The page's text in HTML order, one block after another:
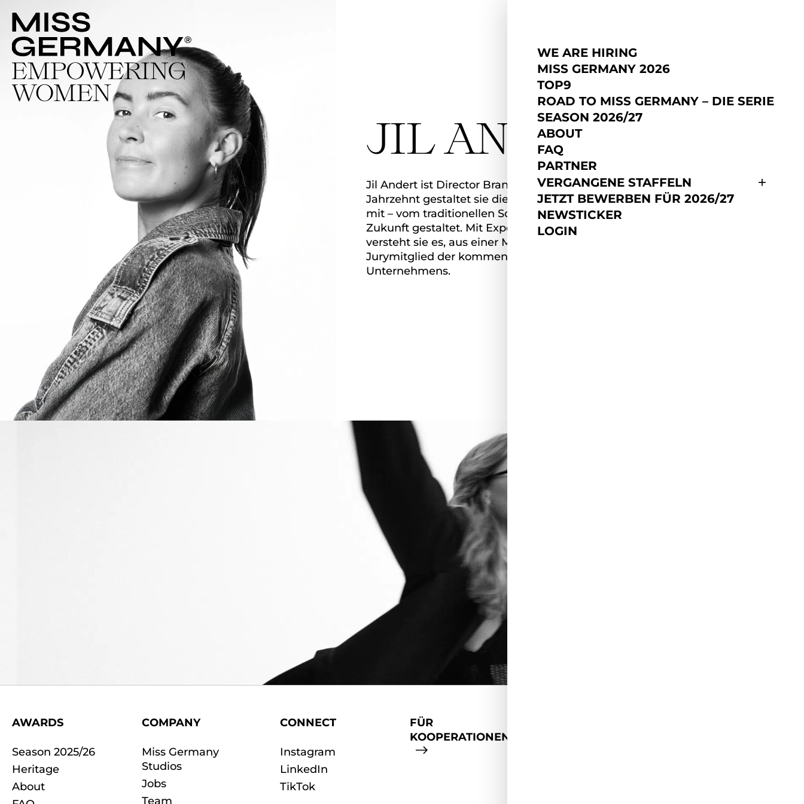
WE ARE HIRING
MISS GERMANY 2026
TOP9
ROAD TO MISS GERMANY – DIE SERIE
SEASON 2026/27
ABOUT
FAQ
PARTNER
VERGANGENE STAFFELN
JETZT BEWERBEN FÜR 2026/27
NEWSTICKER
LOGIN
JIL ANDERT
Jil Andert ist Director Brand & Events bei Miss Germany. Seit über einem
Jahrzehnt gestaltet sie die strategische und kreative Neuausrichtung der Marke
mit – vom traditionellen Schönheitswettbewerb hin zu einer Plattform, die
Zukunft gestaltet. Mit Expertise in Markenentwicklung und Event-Inszenierung
versteht sie es, aus einer Marke ein zeitgeistiges Lebensgefühl zu formen. Als
Jurymitglied der kommenden Staffel steht sie für die Stimme des
Unternehmens.
AWARDS
Season 2025/26
Heritage
About
COMPANY
Miss Germany
Studios
Jobs
Team
CONNECT
Instagram
LinkedIn
TikTok
FÜR
KOOPERATIONEN